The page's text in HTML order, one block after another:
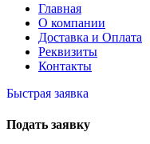
Главная
О компании
Доставка и Оплата
Реквизиты
Контакты
Быстрая заявка
Подать заявку